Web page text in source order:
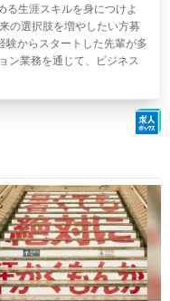
る生涯スキルを身につけよ
の選択肢を増やしたい方募
験からスタートした先輩が多
ン業務を通じて、ビジネス